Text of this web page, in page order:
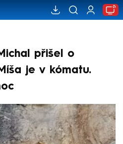
přišel o
je v kómatu.